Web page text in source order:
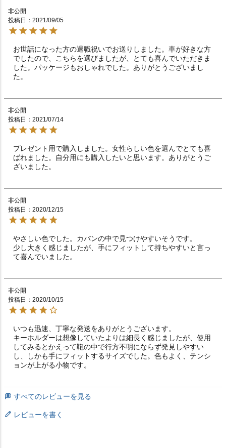
非公開
投稿日
2021/09/05
お世話になった方の退職祝いでお送りしました。車が好きな方
でしたので、こちらを選びましたが、とても喜んでいただきま
した。パッケージもおしゃれでした。ありがとうございまし
た。
非公開
投稿日
2021/07/14
プレゼント用で購入しました。女性らしい色を選んでとても喜
ばれました。自分用にも購入したいと思います。ありがとうご
ざいました。
非公開
投稿日
2020/12/15
やさしい色でした。カバンの中で見つけやすいそうです。
少し大きく感じましたが、手にフィットして持ちやすいと言っ
て喜んでいました。
非公開
投稿日
2020/10/15
いつも迅速、丁寧な発送をありがとうございます。
キーホルダーは想像していたよりは細長く感じましたが、使用
してみるとかえって鞄の中で行方不明にならず発見しやすい
し、しかも手にフィットするサイズでした。色もよく、テンシ
ョンが上がる小物です。
すべてのレビューを見る
レビューを書く